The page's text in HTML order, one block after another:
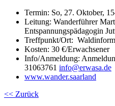
Termin: So, 27. Oktober,
Leitung: Wanderführer
Entspannungspädagogin
Treffpunkt/Ort:
Kosten: 30 €/Erwachsener
Info/Anmeldung:
31063761 info@erwasa.de
www.wander.saarland
<< Zurück